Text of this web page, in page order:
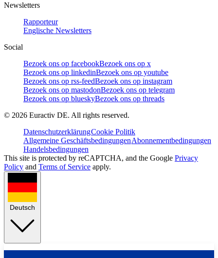
Newsletters
Rapporteur
Englische Newsletters
Social
Bezoek ons op facebookBezoek ons op x
Bezoek ons op linkedinBezoek ons op youtube
Bezoek ons op rss-feedBezoek ons op instagram
Bezoek ons op mastodonBezoek ons op telegram
Bezoek ons op blueskyBezoek ons op threads
© 2026 Euractiv DE. All rights reserved.
DatenschutzerklärungCookie Politik
Allgemeine GeschäftsbedingungenAbonnementbedingungen
Handelsbedingungen
This site is protected by reCAPTCHA, and the Google Privacy
Policy and Terms of Service apply.
Deutsch